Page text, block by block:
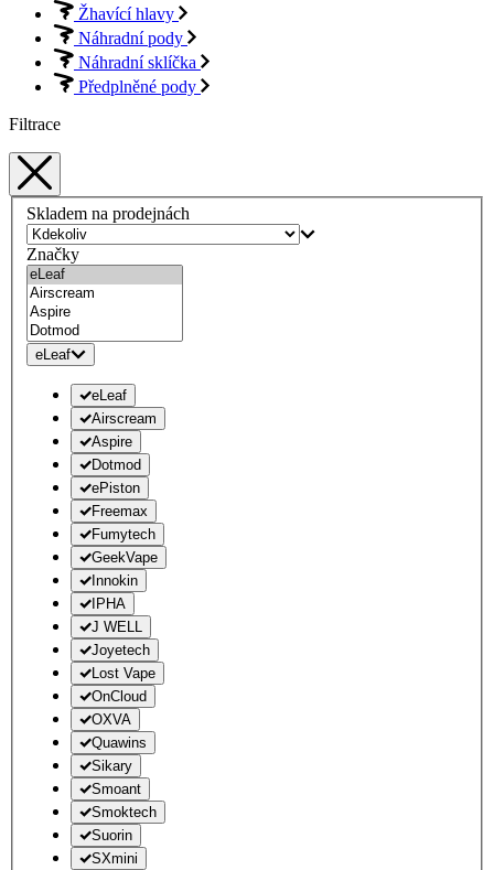
Žhavící hlavy
Náhradní pody
Náhradní sklíčka
Předplněné pody
Filtrace
Skladem na prodejnách
Značky
eLeaf
eLeaf
Airscream
Aspire
Dotmod
ePiston
Freemax
Fumytech
GeekVape
Innokin
IPHA
J WELL
Joyetech
Lost Vape
OnCloud
OXVA
Quawins
Sikary
Smoant
Smoktech
Suorin
SXmini